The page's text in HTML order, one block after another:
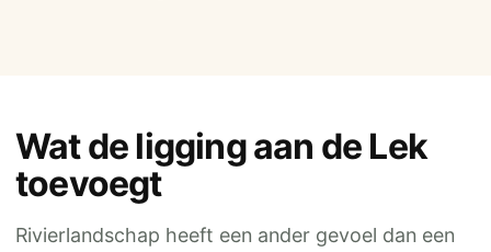
Wat de ligging aan de Lek
toevoegt
Rivierlandschap heeft een ander gevoel dan een